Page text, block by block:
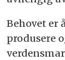
Behovet er
produsere